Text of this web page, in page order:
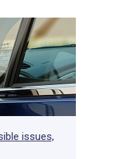
issues,